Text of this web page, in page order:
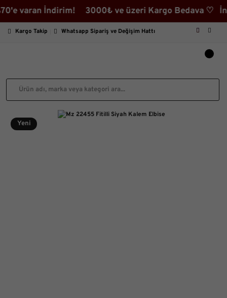
İndirim! 3000₺ ve üzeri Kargo Bedava ♡
Kargo Takip Whatsapp Sipariş ve Değişim Hattı
Yeni